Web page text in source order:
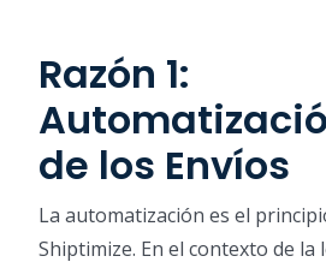
Razón 1:
de los Envíos
La automatización es el
Shiptimize. En el contexto de la